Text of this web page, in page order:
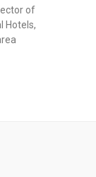
of
Hotels,